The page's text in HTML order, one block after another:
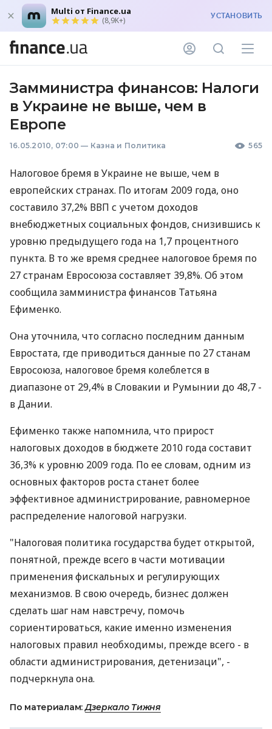
Multi от Finance.ua
(8,9K+) УСТАНОВИТЬ
Замминистра финансов: Налоги
в Украине не выше, чем в
Европе
16.05.2010, 07:00 — Казна и Политика 565
Налоговое бремя в Украине не выше, чем в
европейских странах. По итогам 2009 года, оно
составило 37,2% ВВП с учетом доходов
внебюджетных социальных фондов, снизившись к
уровню предыдущего года на 1,7 процентного
пункта. В то же время среднее налоговое бремя по
27 странам Евросоюза составляет 39,8%. Об этом
сообщила замминистра финансов Татьяна
Ефименко.
Она уточнила, что согласно последним данным
Евростата, где приводиться данные по 27 станам
Евросоюза, налоговое бремя колеблется в
диапазоне от 29,4% в Словакии и Румынии до 48,7 -
в Дании.
Ефименко также напомнила, что прирост
налоговых доходов в бюджете 2010 года составит
36,3% к уровню 2009 года. По ее словам, одним из
основных факторов роста станет более
эффективное администрирование, равномерное
распределение налоговой нагрузки.
"Налоговая политика государства будет открытой,
понятной, прежде всего в части мотивации
применения фискальных и регулирующих
механизмов. В свою очередь, бизнес должен
сделать шаг нам навстречу, помочь
сориентироваться, какие именно изменения
налоговых правил необходимы, прежде всего - в
области администрирования, детенизаци", -
подчеркнула она.
По материалам:Дзеркало Тижня